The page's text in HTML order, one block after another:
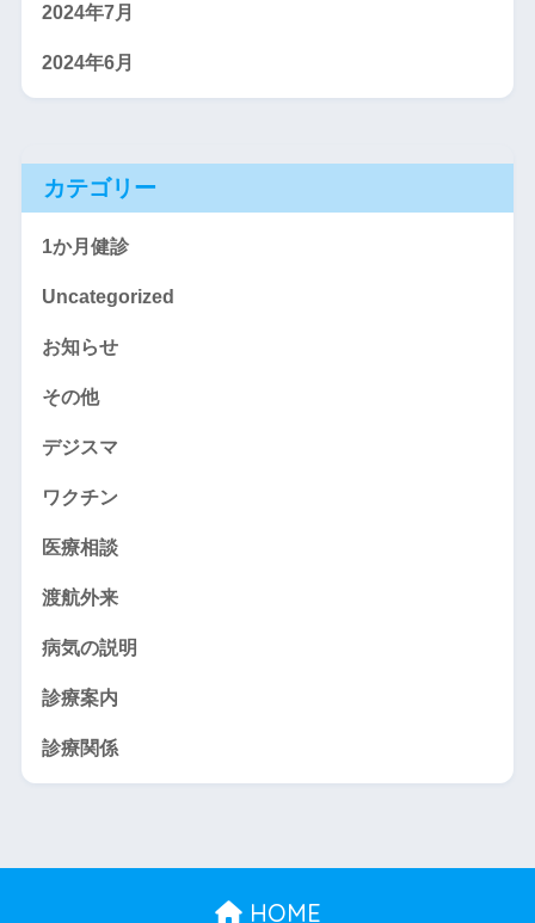
2024年7月
2024年6月
カテゴリー
1か月健診
Uncategorized
お知らせ
その他
デジスマ
ワクチン
医療相談
渡航外来
病気の説明
診療案内
診療関係
HOME